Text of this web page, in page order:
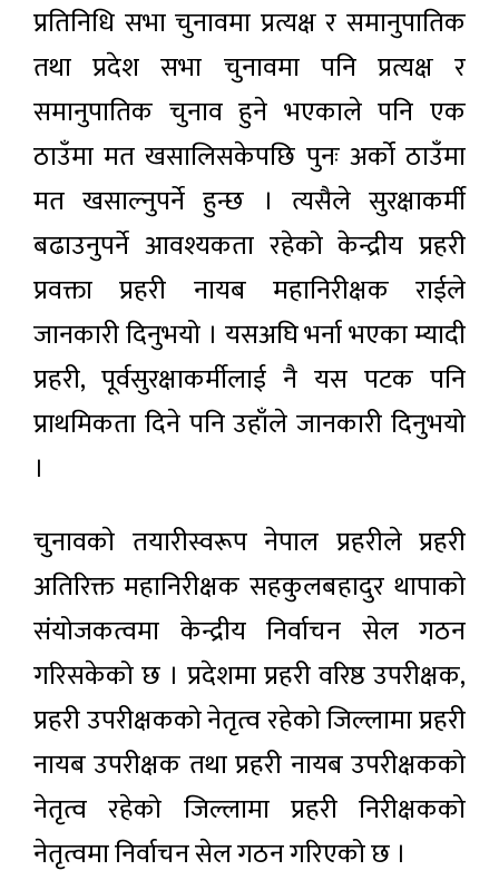
प्रतिनिधि सभा चुनावमा प्रत्यक्ष र समानुपातिक
तथा प्रदेश सभा चुनावमा पनि प्रत्यक्ष र
समानुपातिक चुनाव हुने भएकाले पनि एक
ठाउँमा मत खसालिसकेपछि पुनः अर्को ठाउँमा
मत खसाल्नुपर्ने हुन्छ । त्यसैले सुरक्षाकर्मी
बढाउनुपर्ने आवश्यकता रहेको केन्द्रीय प्रहरी
प्रवक्ता प्रहरी नायब महानिरीक्षक राईले
जानकारी दिनुभयो । यसअघि भर्ना भएका म्यादी
प्रहरी, पूर्वसुरक्षाकर्मीलाई नै यस पटक पनि
प्राथमिकता दिने पनि उहाँले जानकारी दिनुभयो
।
चुनावकाे तयारीस्वरूप नेपाल प्रहरीले प्रहरी
अतिरिक्त महानिरीक्षक सहकुलबहादुर थापाको
संयोजकत्वमा केन्द्रीय निर्वाचन सेल गठन
गरिसकेको छ । प्रदेशमा प्रहरी वरिष्ठ उपरीक्षक,
प्रहरी उपरीक्षकको नेतृत्व रहेको जिल्लामा प्रहरी
नायब उपरीक्षक तथा प्रहरी नायब उपरीक्षकको
नेतृत्व रहेको जिल्लामा प्रहरी निरीक्षकको
नेतृत्वमा निर्वाचन सेल गठन गरिएको छ ।